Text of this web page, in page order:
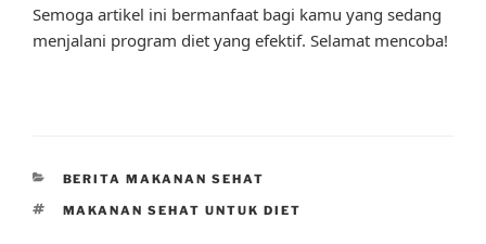
Semoga artikel ini bermanfaat bagi kamu yang sedang
menjalani program diet yang efektif. Selamat mencoba!
CATEGORIES
BERITA MAKANAN SEHAT
TAGS
MAKANAN SEHAT UNTUK DIET